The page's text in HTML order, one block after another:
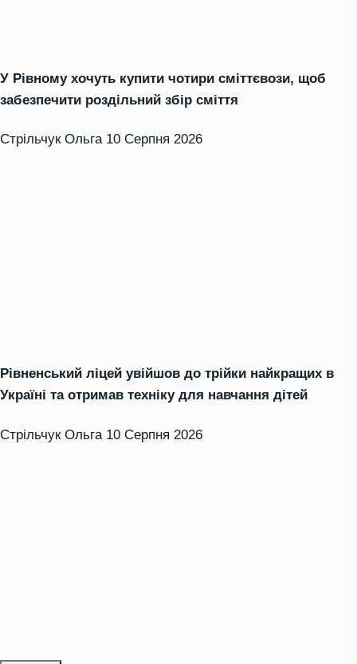
У Рівному хочуть купити чотири сміттєвози, щоб
забезпечити роздільний збір сміття
Стрільчук Ольга 10 Серпня 2026
Рівненський ліцей увійшов до трійки найкращих в
Україні та отримав техніку для навчання дітей
Стрільчук Ольга 10 Серпня 2026